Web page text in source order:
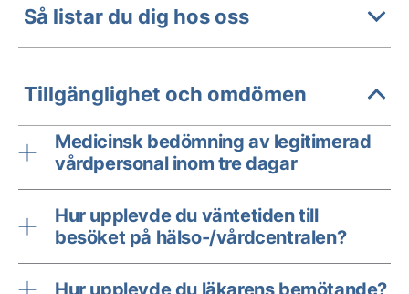
Så listar du dig hos oss
Tillgänglighet och omdömen
Medicinsk bedömning av legitimerad
vårdpersonal inom tre dagar
Hur upplevde du väntetiden till
besöket på hälso-/vårdcentralen?
Hur upplevde du läkarens bemötande?